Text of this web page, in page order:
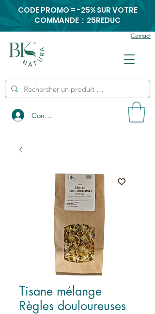
Contact
Connexion
CODE PROMO = -25% SUR VOTRE
COMMANDE : 25REDUC
Tisane mélange
Règles douloureuses